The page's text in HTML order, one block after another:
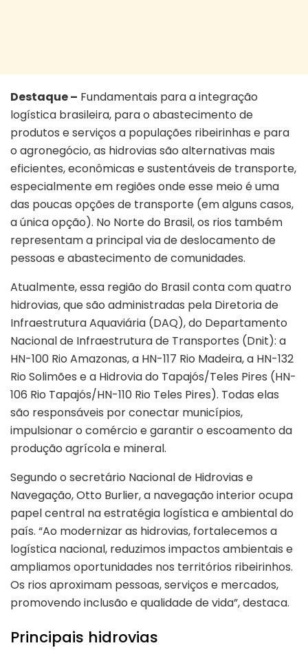
Destaque – Fundamentais para a integração
logística brasileira, para o abastecimento de
produtos e serviços a populações ribeirinhas e para
o agronegócio, as hidrovias são alternativas mais
eficientes, econômicas e sustentáveis de transporte,
especialmente em regiões onde esse meio é uma
das poucas opções de transporte (em alguns casos,
a única opção). No Norte do Brasil, os rios também
representam a principal via de deslocamento de
pessoas e abastecimento de comunidades.
Atualmente, essa região do Brasil conta com quatro
hidrovias, que são administradas pela Diretoria de
Infraestrutura Aquaviária (DAQ), do Departamento
Nacional de Infraestrutura de Transportes (Dnit): a
HN-100 Rio Amazonas, a HN-117 Rio Madeira, a HN-132
Rio Solimões e a Hidrovia do Tapajós/Teles Pires (HN-
106 Rio Tapajós/HN-110 Rio Teles Pires). Todas elas
são responsáveis por conectar municípios,
impulsionar o comércio e garantir o escoamento da
produção agrícola e mineral.
Segundo o secretário Nacional de Hidrovias e
Navegação, Otto Burlier, a navegação interior ocupa
papel central na estratégia logística e ambiental do
país. “Ao modernizar as hidrovias, fortalecemos a
logística nacional, reduzimos impactos ambientais e
ampliamos oportunidades nos territórios ribeirinhos.
Os rios aproximam pessoas, serviços e mercados,
promovendo inclusão e qualidade de vida”, destaca.
Principais hidrovias